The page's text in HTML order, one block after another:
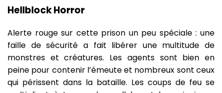
Hellblock Horror
Alerte rouge sur cette prison un peu spéciale : une
faille de sécurité a fait libérer une multitude de
monstres et créatures. Les agents sont bien en
peine pour contenir l’émeute et nombreux sont ceux
qui périssent dans la bataille. Les coups de feu se